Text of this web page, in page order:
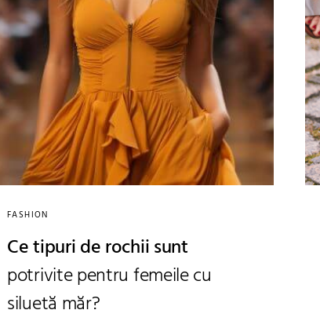
FASHION
Ce tipuri de rochii sunt
potrivite pentru femeile cu
siluetă măr?